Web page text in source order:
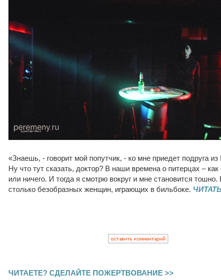
«Знаешь, - говорит мой попутчик, - ко мне приедет подруга из
Ну что тут сказать, доктор? В наши времена о питерцах –
или ничего. И тогда я смотрю вокруг и мне становится тошно.
столько безобразных женщин, играющих в бильбоке.
ЧИТАЕТЕ? СДЕЛАЙТЕ ПОЖЕРТВОВАНИЕ >>